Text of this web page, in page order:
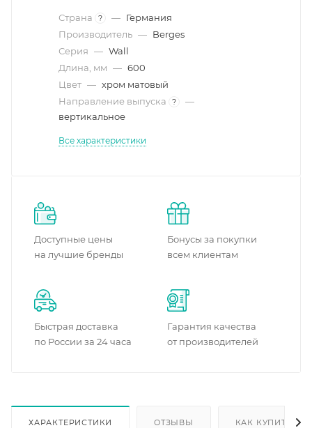
Страна ? — Германия
Производитель — Berges
Серия — Wall
Длина, мм — 600
Цвет — хром матовый
Направление выпуска
?
—
вертикальное
Все характеристики
Доступные цены
на лучшие бренды
Бонусы за покупки
всем клиентам
Быстрая доставка
по России за 24 часа
Гарантия качества
от производителей
ХАРАКТЕРИСТИКИ ОТЗЫВЫ КАК КУПИТЬ